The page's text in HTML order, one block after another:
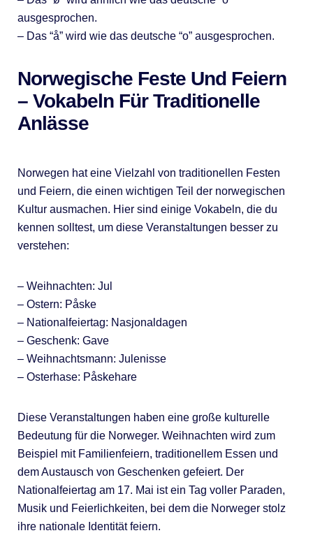
ausgesprochen.
– Das “å” wird wie das deutsche “o” ausgesprochen.
Norwegische Feste Und Feiern
– Vokabeln Für Traditionelle
Anlässe
Norwegen hat eine Vielzahl von traditionellen Festen
und Feiern, die einen wichtigen Teil der norwegischen
Kultur ausmachen. Hier sind einige Vokabeln, die du
kennen solltest, um diese Veranstaltungen besser zu
verstehen:
– Weihnachten: Jul
– Ostern: Påske
– Nationalfeiertag: Nasjonaldagen
– Geschenk: Gave
– Weihnachtsmann: Julenisse
– Osterhase: Påskehare
Diese Veranstaltungen haben eine große kulturelle
Bedeutung für die Norweger. Weihnachten wird zum
Beispiel mit Familienfeiern, traditionellem Essen und
dem Austausch von Geschenken gefeiert. Der
Nationalfeiertag am 17. Mai ist ein Tag voller Paraden,
Musik und Feierlichkeiten, bei dem die Norweger stolz
ihre nationale Identität feiern.